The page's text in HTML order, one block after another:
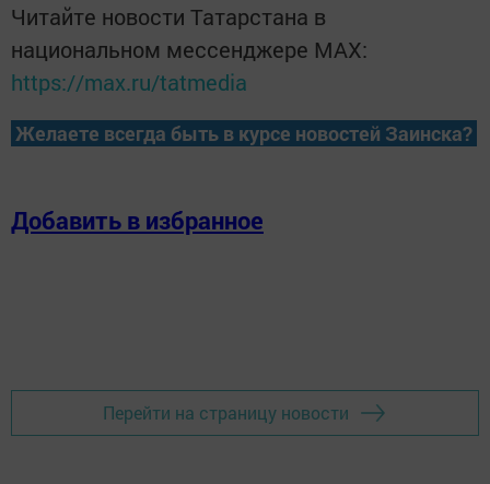
Читайте новости Татарстана в
национальном мессенджере MАХ:
https://max.ru/tatmedia
Желаете всегда быть в курсе новостей Заинска?
Добавить в избранное
Перейти на страницу новости